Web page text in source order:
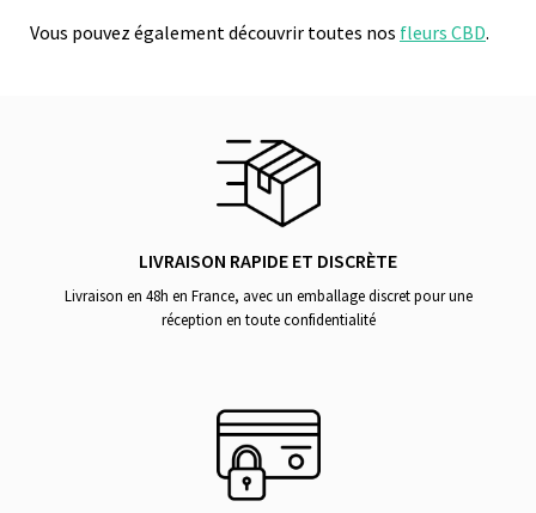
Vous pouvez également découvrir toutes nos fleurs CBD.
LIVRAISON RAPIDE ET DISCRÈTE
Livraison en 48h en France, avec un emballage discret pour une
réception en toute confidentialité